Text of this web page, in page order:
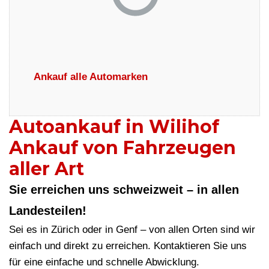
Ankauf alle Automarken
Autoankauf in Wilihof
Ankauf von Fahrzeugen
aller Art
Sie erreichen uns schweizweit – in allen
Landesteilen!
Sei es in Zürich oder in Genf – von allen Orten sind wir
einfach und direkt zu erreichen. Kontaktieren Sie uns
für eine einfache und schnelle Abwicklung.